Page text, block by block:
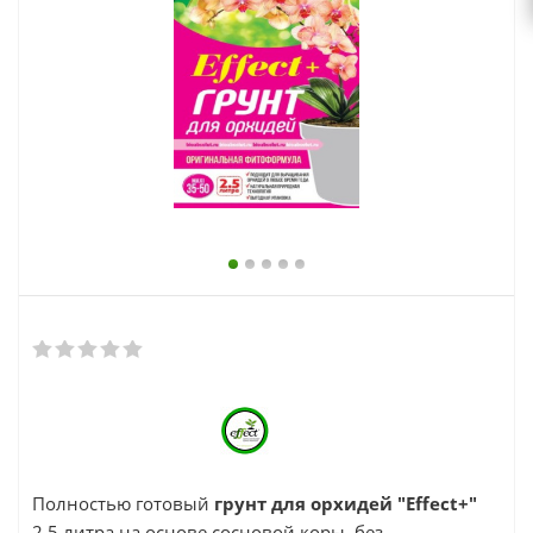
zakaz@topcvetok.ru
Полностью готовый грунт для орхидей "Effect+"